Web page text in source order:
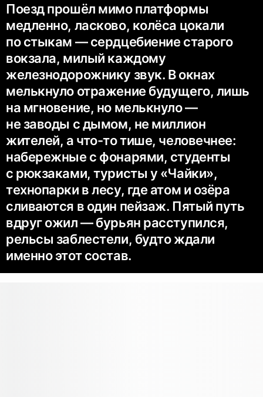
Поезд прошёл мимо платформы
медленно, ласково, колёса цокали
по стыкам — сердцебиение старого
вокзала, милый каждому
железнодорожнику звук. В окнах
мелькнуло отражение будущего, лишь
на мгновение, но мелькнуло —
не заводы с дымом, не миллион
жителей, а что-то тише, человечнее:
набережные с фонарями, студенты
с рюкзаками, туристы у «Чайки»,
технопарки в лесу, где атом и озёра
сливаются в один пейзаж. Пятый путь
вдруг ожил — бурьян расступился,
рельсы заблестели, будто ждали
именно этот состав.